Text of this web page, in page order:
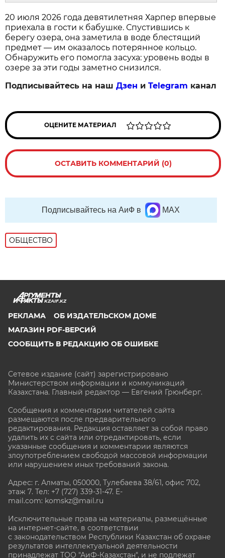
20 июля 2026 года девятилетняя Харпер впервые
приехала в гости к бабушке. Спустившись к
берегу озера, она заметила в воде блестящий
предмет — им оказалось потерянное кольцо.
Обнаружить его помогла засуха: уровень воды в
озере за эти годы заметно снизился.
Подписывайтесь на нашДзен иTelegram канал
ОЦЕНИТЕ МАТЕРИАЛ
ОСТАВИТЬ КОММЕНТАРИЙ (0)
Подписывайтесь на АиФ в MAX
ОБЩЕСТВО
KZAIF.KZ
РЕКЛАМА
ОБ ИЗДАТЕЛЬСКОМ ДОМЕ
МАГАЗИН PDF-ВЕРСИЙ
СООБЩИТЬ В РЕДАКЦИЮ ОБ ОШИБКЕ
Сетевое издание (сайт) зарегистрировано
Министерством информации и коммуникаций
Казахстана. Главный редактор — Евгений Грюнберг.
Сообщения и комментарии читателей сайта
размещаются после предварительного
редактирования. Редакция оставляет за собой право
удалить их с сайта или отредактировать, если
указанные сообщения и комментарии являются
злоупотреблением свободой массовой информации
или нарушением иных требований закона.
Адрес: г. Алматы, 050000, Тулебаева 38/61, офис 702,
этаж 7. Тел: +7 (727) 339-31-47. E-
mail.com: komskz@mail.ru
Исключительные права на материалы, размещённые
на интернет-сайте, в соответствии
с законодательством Республики Казахстан об охране
результатов интеллектуальной деятельности
принадлежат ТОО "АиФ-Казахстан", и не подлежат